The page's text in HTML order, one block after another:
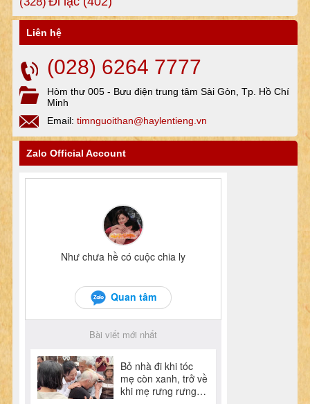
Liên hệ
(028) 6264 7777
Hòm thư 005 - Bưu điện trung tâm Sài Gòn, Tp. Hồ Chí
Minh
Email: timnguoithan@haylentieng.vn
Zalo Official Account